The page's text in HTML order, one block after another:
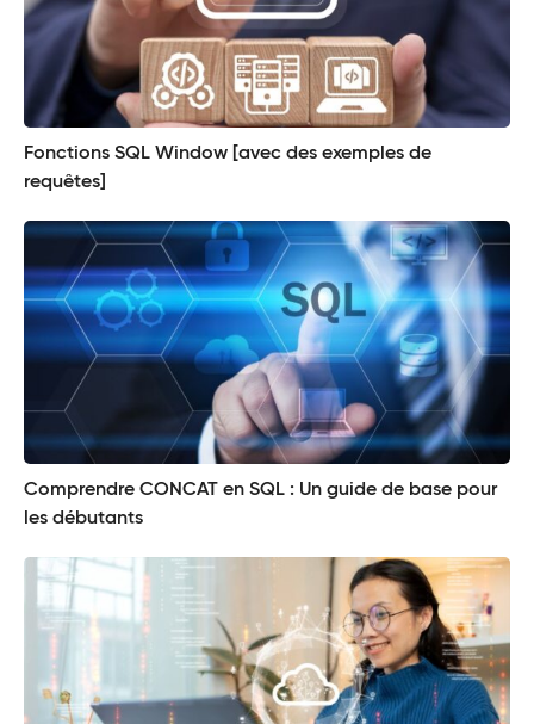
Fonctions SQL Window [avec des exemples de
requêtes]
Comprendre CONCAT en SQL : Un guide de base pour
les débutants